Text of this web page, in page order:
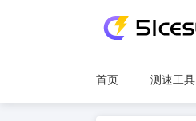
首页 测速工具